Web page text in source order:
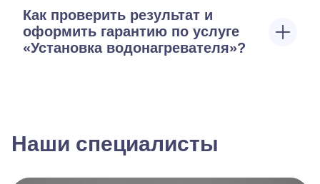
Как проверить результат и
оформить гарантию по услуге
«Установка водонагревателя»?
Наши специалисты